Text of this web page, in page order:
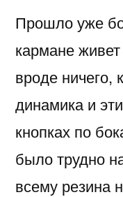
Прошло уже
кармане
вроде ничего,
динамика и
кнопках по
было трудно
всему резина